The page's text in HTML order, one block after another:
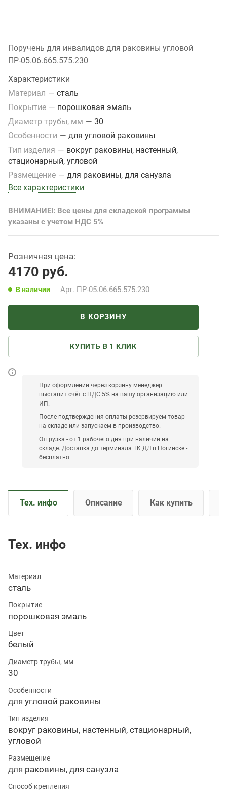
Поручень для инвалидов для раковины угловой
ПР-05.06.665.575.230
Характеристики
Материал — сталь
Покрытие — порошковая эмаль
Диаметр трубы, мм — 30
Особенности — для угловой раковины
Тип изделия — вокруг раковины, настенный,
стационарный, угловой
Размещение — для раковины, для санузла
Все характеристики
ВНИМАНИЕ!: Все цены для складской программы
указаны с учетом НДС 5%
Розничная цена:
4170 руб.
В наличии Арт. ПР-05.06.665.575.230
В КОРЗИНУ
КУПИТЬ В 1 КЛИК
При оформлении через корзину менеджер
выставит счёт с НДС 5% на вашу организацию или
ИП.
После подтверждения оплаты резервируем товар
на складе или запускаем в производство.
Отгрузка - от 1 рабочего дня при наличии на
складе. Доставка до терминала ТК ДЛ в Ногинске -
бесплатно.
Тех. инфо Описание Как купить
Тех. инфо
Материал
сталь
Покрытие
порошковая эмаль
Цвет
белый
Диаметр трубы, мм
30
Особенности
для угловой раковины
Тип изделия
вокруг раковины, настенный, стационарный,
угловой
Размещение
для раковины, для санузла
Способ крепления